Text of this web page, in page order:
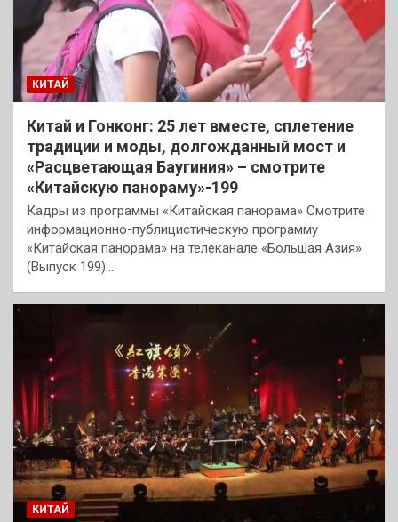
КИТАЙ
Китай и Гонконг: 25 лет вместе, сплетение
традиции и моды, долгожданный мост и
«Расцветающая Баугиния» – смотрите
«Китайскую панораму»-199
Кадры из программы «Китайская панорама» Смотрите
информационно-публицистическую программу
«Китайская панорама» на телеканале «Большая Азия»
(Выпуск 199):…
КИТАЙ